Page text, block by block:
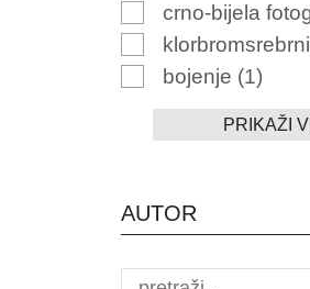
crno-bijela
bojenje (1)
PRIKAŽI
AUTOR